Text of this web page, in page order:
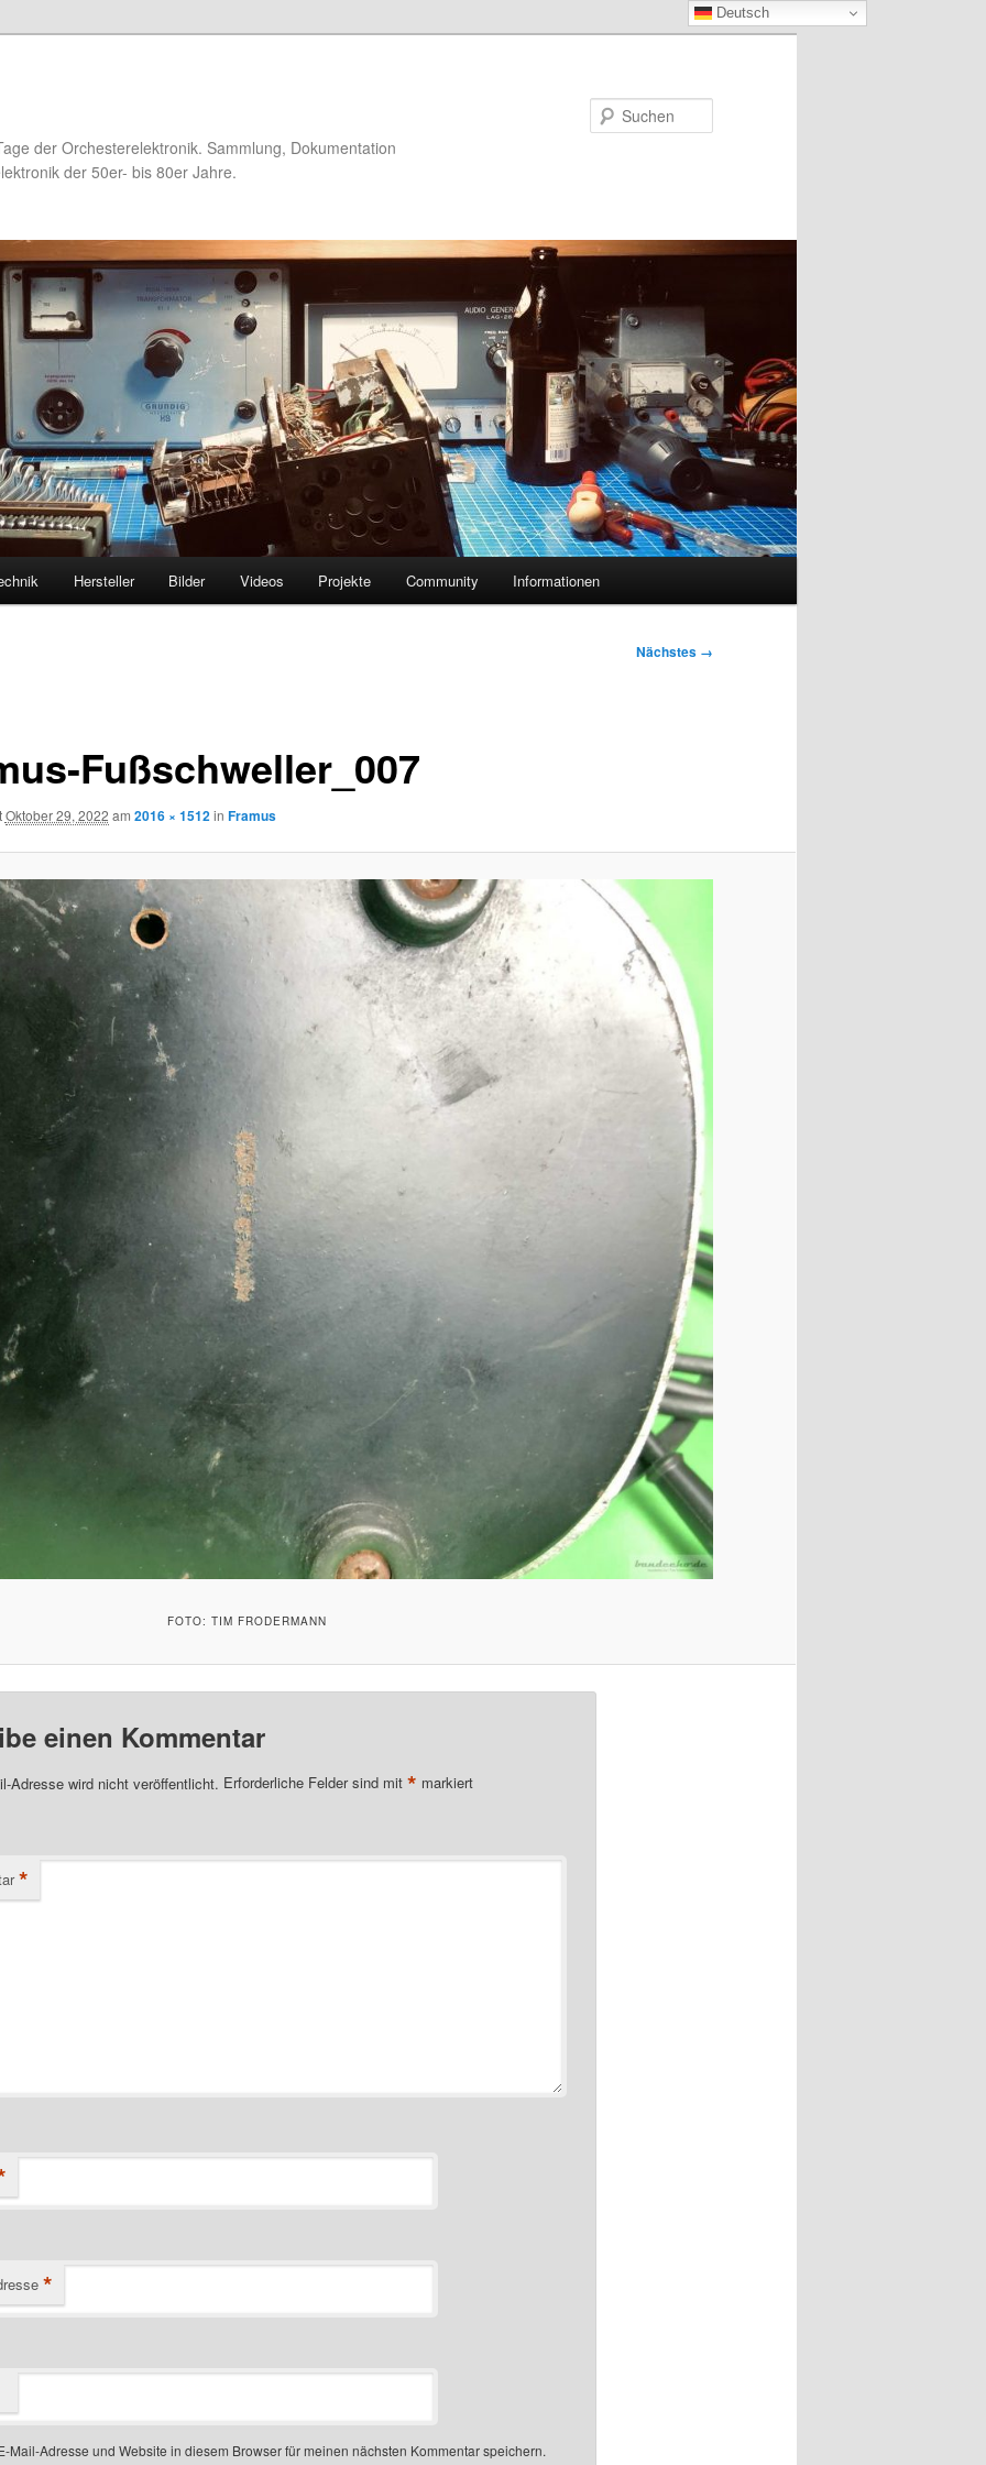
der Orchesterelektronik. Sammlung, Dokumentation
der 50er- bis 80er Jahre.
Hersteller Bilder Videos Projekte Community Informationen
Nächstes →
Fußschweller_007
Oktober 29, 2022 am 2016 × 1512in Framus
FOTO: TIM FRODERMANN
einen Kommentar
Adresse wird nicht veröffentlicht. Erforderliche Felder sind mit * markiert
*
*
Mail-Adresse und Website in diesem Browser für meinen nächsten Kommentar speichern.
Deutsch